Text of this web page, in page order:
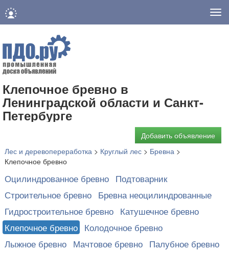
Клепочное бревно в
Ленинградской области и Санкт-
Петербурге
Добавить объявление
Лес и деревопереработка > Круглый лес > Бревна >
Клепочное бревно
Оцилиндрованное бревно Подтоварник
Строительное бревно Бревна неоцилиндрованные
Гидростроительное бревно Катушечное бревно
Клепочное бревно Колодочное бревно
Лыжное бревно Мачтовое бревно Палубное бревно